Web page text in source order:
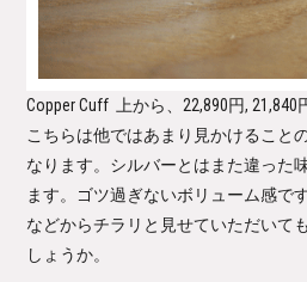
Copper Cuff 上から、22,890円,
こちらは他ではあまり見かけること
なります。シルバーとはまた違った
ます。ゴツ過ぎないボリューム感で
などからチラリと見せていただいて
しょうか。